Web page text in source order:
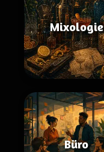
Mixologie
Büro